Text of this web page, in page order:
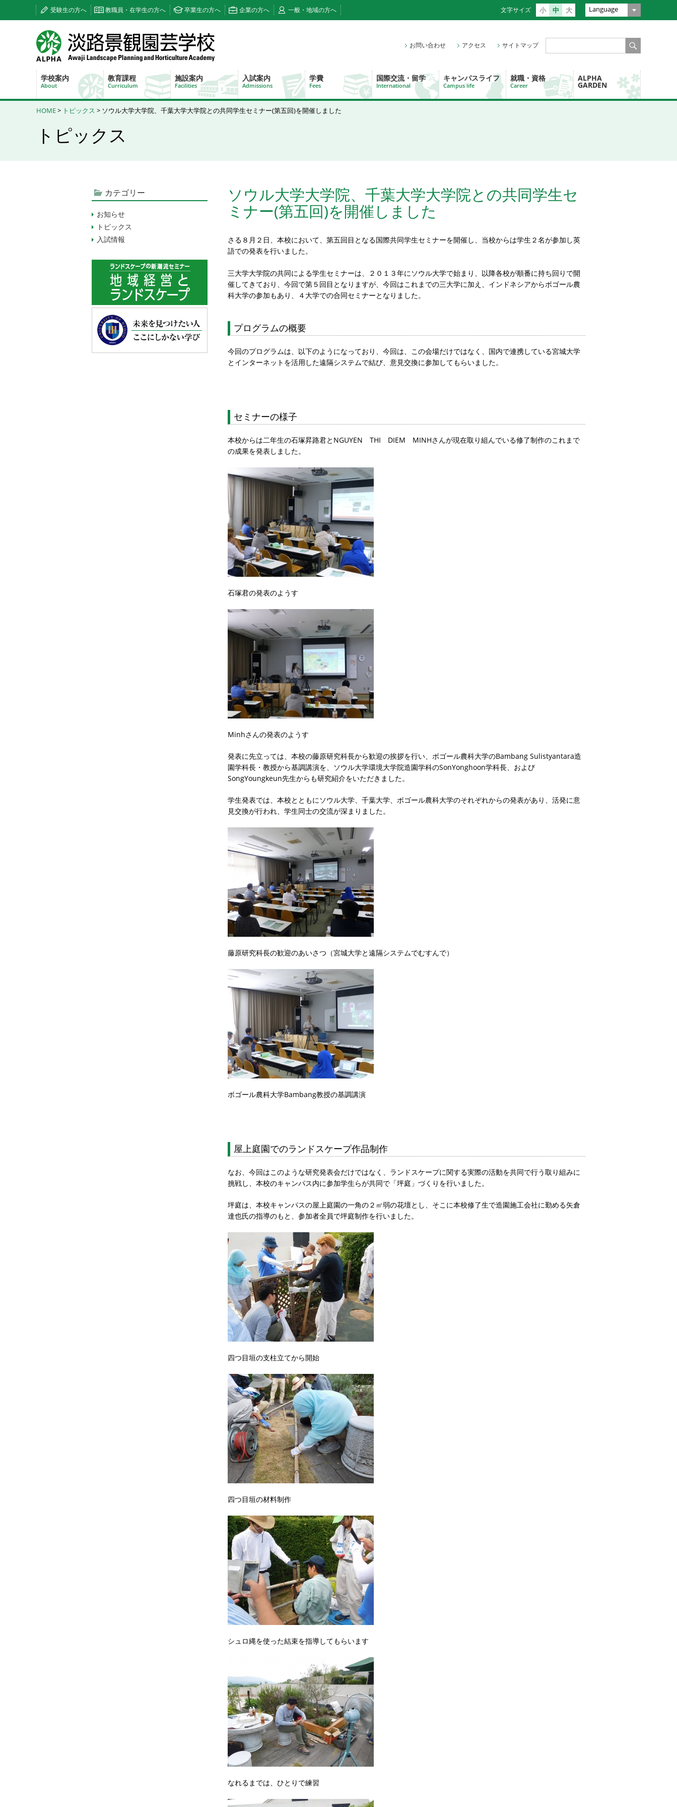
Language
文字サイズ 小 中 大
受験生の方へ 教職員・在学生の方へ 卒業生の方へ 企業の方へ 一般・地域の方へ
学校案内
About
教育課程
Curriculum
施設案内
Facilities
入試案内
Admissions
学費
Fees
国際交流・留学
International
キャンパスライフ
Campus life
就職・資格
Career
ALPHA
GARDEN
お問い合わせ アクセス サイトマップ
HOME> トピックス > ソウル大学大学院、千葉大学大学院との共同学生セミナー(第五回)を開催しました
トピックス
ソウル大学大学院、千葉大学大学院との共同学生セ
ミナー(第五回)を開催しました
さる８月２日、本校において、第五回目となる国際共同学生セミナーを開催し、当校からは学生２名が参加し英
語での発表を行いました。
三大学大学院の共同による学生セミナーは、２０１３年にソウル大学で始まり、以降各校が順番に持ち回りで開
催してきており、今回で第５回目となりますが、今回はこれまでの三大学に加え、インドネシアからボゴール農
科大学の参加もあり、４大学での合同セミナーとなりました。
プログラムの概要
今回のプログラムは、以下のようになっており、今回は、この会場だけではなく、国内で連携している宮城大学
とインターネットを活用した遠隔システムで結び、意見交換に参加してもらいました。
セミナーの様子
本校からは二年生の石塚昇路君とNGUYEN THI DIEM MINHさんが現在取り組んでいる修了制作のこれまで
の成果を発表しました。
石塚君の発表のようす
Minhさんの発表のようす
発表に先立っては、本校の藤原研究科長から歓迎の挨拶を行い、ボゴール農科大学のBambang Sulistyantara造
園学科長・教授から基調講演を、ソウル大学環境大学院造園学科のSonYonghoon学科長、および
SongYoungkeun先生からも研究紹介をいただきました。
学生発表では、本校とともにソウル大学、千葉大学、ボゴール農科大学のそれぞれからの発表があり、活発に意
見交換が行われ、学生同士の交流が深まりました。
藤原研究科長の歓迎のあいさつ（宮城大学と遠隔システムでむすんで）
ボゴール農科大学Bambang教授の基調講演
屋上庭園でのランドスケープ作品制作
なお、今回はこのような研究発表会だけではなく、ランドスケープに関する実際の活動を共同で行う取り組みに
挑戦し、本校のキャンパス内に参加学生らが共同で「坪庭」づくりを行いました。
坪庭は、本校キャンパスの屋上庭園の一角の２㎡弱の花壇とし、そこに本校修了生で造園施工会社に勤める矢倉
達也氏の指導のもと、参加者全員で坪庭制作を行いました。
四つ目垣の支柱立てから開始
四つ目垣の材料制作
シュロ縄を使った結束を指導してもらいます
なれるまでは、ひとりで練習
カテゴリー
お知らせ
トピックス
入試情報